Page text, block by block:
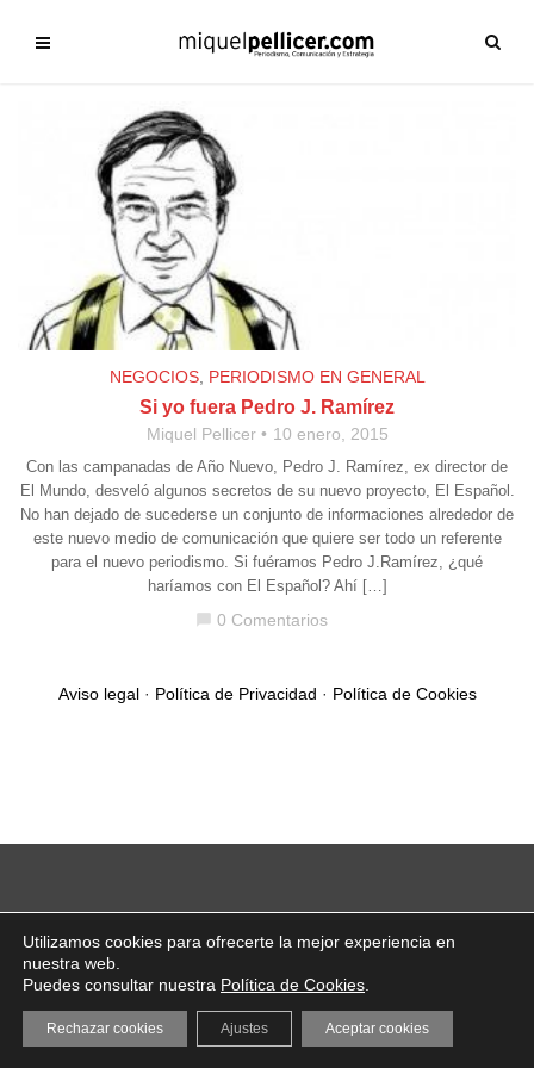
NEGOCIOS, PERIODISMO EN GENERAL
Si yo fuera Pedro J. Ramírez
Miquel Pellicer 10 enero, 2015
Con las campanadas de Año Nuevo, Pedro J. Ramírez, ex director de
El Mundo, desveló algunos secretos de su nuevo proyecto, El Español.
No han dejado de sucederse un conjunto de informaciones alrededor de
este nuevo medio de comunicación que quiere ser todo un referente
para el nuevo periodismo. Si fuéramos Pedro J.Ramírez, ¿qué
haríamos con El Español? Ahí […]
chat_bubble 0 Comentarios
Aviso legal· Política de Privacidad · Política de Cookies
Utilizamos cookies para ofrecerte la mejor experiencia en
nuestra web.
Puedes consultar nuestra Política de Cookies
Aceptar cookies
Rechazar cookies Ajustes